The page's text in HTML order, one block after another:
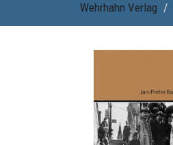
Wehrhahn Verlag